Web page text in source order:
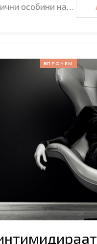
особини на…
ВПРОЧЕМ